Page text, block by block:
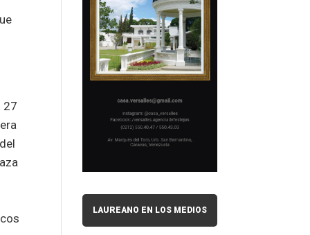
27
LAUREANO EN LOS MEDIOS